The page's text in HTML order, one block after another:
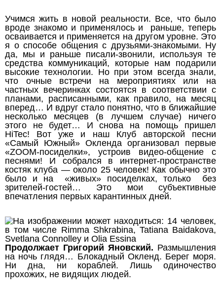
Учимся жить в новой реальности. Все, что было
вроде знакомо и применялось и раньше, теперь
осваивается и применяется на другом уровне. Это
я о способе общения с друзьями-знакомыми. Ну
да, мы и раньше писали-звонили, используя те
средства коммуникаций, которые нам подарили
высокие технологии. Но при этом всегда знали,
что очные встречи на мероприятиях или на
частных вечеринках состоятся в соответствии с
планами, расписанными, как правило, на месяц
вперед… И вдруг стало понятно, что в ближайшие
несколько месяцев (в лучшем случае) ничего
этого не будет… И снова на помощь пришел
HiTec! Вот уже и наш Клуб авторской песни
«Самый Южный» Окленда организовал первые
«ZOOM-посиделки», устроив видео-общение с
песнями! И собрался в интернет-пространстве
костяк клуба — около 25 человек! Как обычно это
было и на «живых» посиделках, только без
зрителей-гостей… Это мои субъективные
впечатления первых карантинных дней.
Продолжает Григорий Яновский. Размышления
на ночь глядя… Блокадный Окленд. Берег моря.
Ни дна, ни кораблей. Лишь одиночество
прохожих, не видящих людей.